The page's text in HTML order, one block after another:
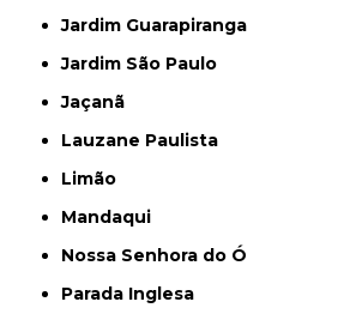
Jardim Guarapiranga
Jardim São Paulo
Jaçanã
Lauzane Paulista
Limão
Mandaqui
Nossa Senhora do Ó
Parada Inglesa